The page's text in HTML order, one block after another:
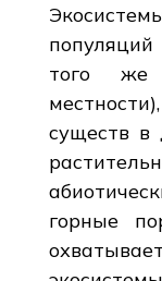
того же
существ в
горные